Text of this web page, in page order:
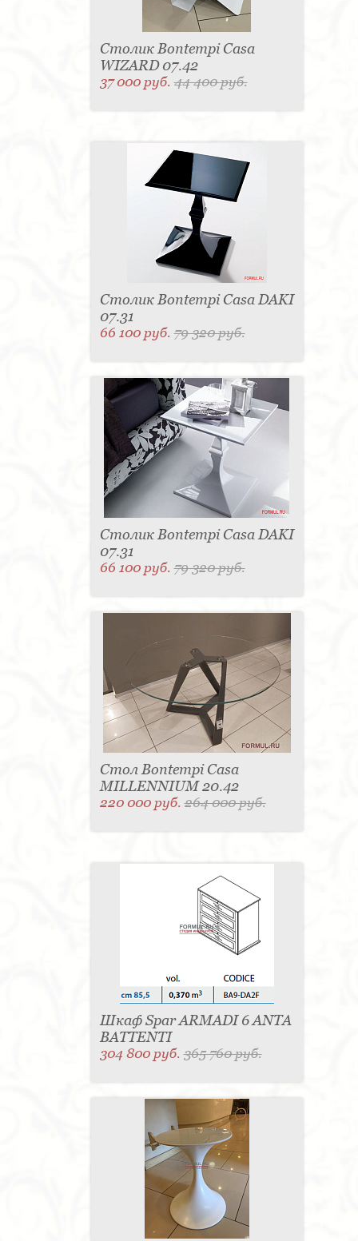
Столик Bontempi Casa
WIZARD 07.42
37 000 руб.44 400 руб.
Столик Bontempi Casa DAKI
07.31
66 100 руб.79 320 руб.
Столик Bontempi Casa DAKI
07.31
66 100 руб.79 320 руб.
Стол Bontempi Casa
MILLENNIUM 20.42
220 000 руб.264 000 руб.
Шкаф Spar ARMADI 6 ANTA
BATTENTI
304 800 руб.365 760 руб.